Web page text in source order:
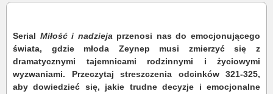
Serial Miłość i nadzieja przenosi nas do emocjonującego
świata, gdzie młoda Zeynep musi zmierzyć się z
dramatycznymi tajemnicami rodzinnymi i życiowymi
wyzwaniami. Przeczytaj streszczenia odcinków 321-325,
aby dowiedzieć się, jakie trudne decyzje i emocjonalne